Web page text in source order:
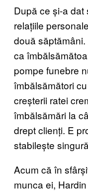
După ce și-a
relațiile
două
ca
pompe funebre
îmbălsămători
creșterii ratei
îmbălsămări la
drept clienți. E
stabilește
Acum că în
munca ei,